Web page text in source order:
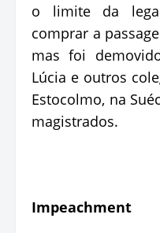
o limite da
comprar a
mas foi
Lúcia e outros
Estocolmo, na
magistrados.
Impeachment